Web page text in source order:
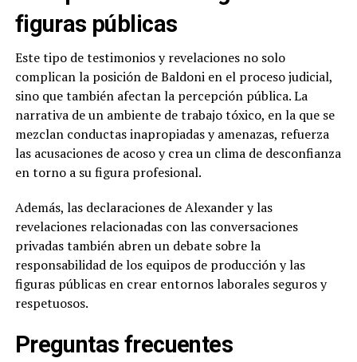
figuras públicas
Este tipo de testimonios y revelaciones no solo
complican la posición de Baldoni en el proceso judicial,
sino que también afectan la percepción pública. La
narrativa de un ambiente de trabajo tóxico, en la que se
mezclan conductas inapropiadas y amenazas, refuerza
las acusaciones de acoso y crea un clima de desconfianza
en torno a su figura profesional.
Además, las declaraciones de Alexander y las
revelaciones relacionadas con las conversaciones
privadas también abren un debate sobre la
responsabilidad de los equipos de producción y las
figuras públicas en crear entornos laborales seguros y
respetuosos.
Preguntas frecuentes